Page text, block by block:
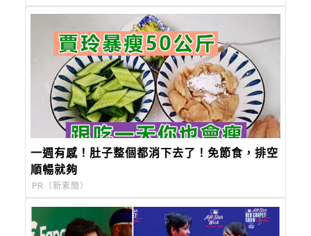
一週有感！肚子整個都消下去了！免節食，排空
順暢就夠
PR（新素簡）